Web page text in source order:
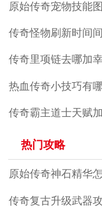
原始传奇宠物技能
传奇怪物刷新时间
传奇里项链去哪加
热血传奇小技巧有
传奇霸主道士天赋
热门攻略
原始传奇神石精华
传奇复古升级武器